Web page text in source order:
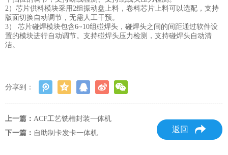
2）芯片供料模块采用2组振动盘上料，卷料芯片上料可以选配，支持
版面切换自动调节，无需人工干预。
3） 芯片碰焊模块包含6~10组碰焊头，碰焊头之间的间距通过软件设
置的模块进行自动调节。支持碰焊头压力检测，支持碰焊头自动清
洁。
分享到：
上一篇： ACF工艺铣槽封装一体机
下一篇： 自助制卡发卡一体机 返回